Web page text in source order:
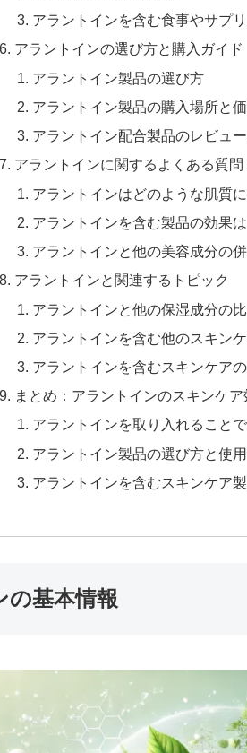
アラントインを含む食事やサプ
アラントインの選び方と購入ガイド
アラントイン製品の選び方
アラントイン製品の購入場所と
アラントイン配合製品のレビュ
アラントインに関するよくある質問
アラントインはどのような肌質
アラントインを含む製品の効果
アラントインと他の美容成分の
アラントインと関連するトピック
アラントインと他の保湿成分の
アラントインを含む他のスキン
アラントインを含むスキンケア
まとめ：アラントインのスキンケ
アラントインを取り入れること
アラントイン製品の選び方と使
アラントインを含むスキンケア
の基本情報